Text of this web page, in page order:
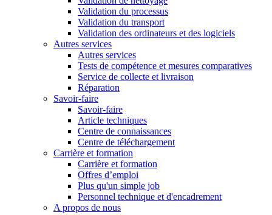
Validation du processus
Validation du transport
Validation des ordinateurs et des logiciels
Autres services
Autres services
Tests de compétence et mesures comparatives
Service de collecte et livraison
Réparation
Savoir-faire
Savoir-faire
Article techniques
Centre de connaissances
Centre de téléchargement
Carrière et formation
Carrière et formation
Offres d’emploi
Plus qu'un simple job
Personnel technique et d'encadrement
A propos de nous